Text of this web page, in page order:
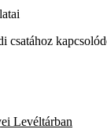
csatához
Levéltárban